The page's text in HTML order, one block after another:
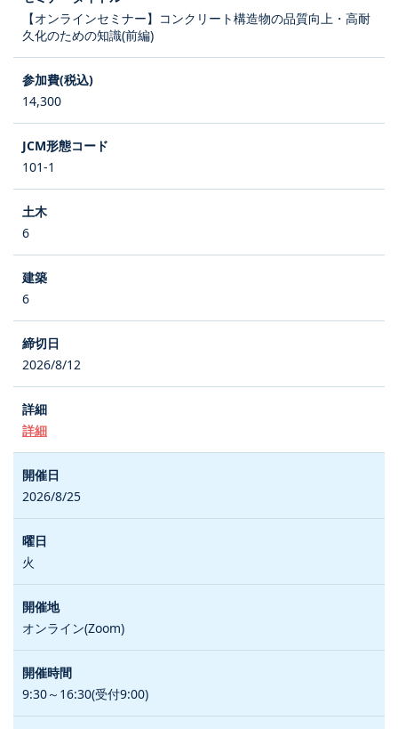
【オンラインセミナー】コンクリート構造物の品質向上・高耐
久化のための知識(前編)
14,300
101-1
6
6
2026/8/12
詳細
2026/8/25
火
オンライン(Zoom)
9:30～16:30(受付9:00)